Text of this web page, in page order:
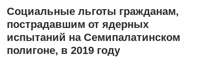
Социальные льготы гражданам,
пострадавшим от ядерных
испытаний на Семипалатинском
полигоне, в 2019 году